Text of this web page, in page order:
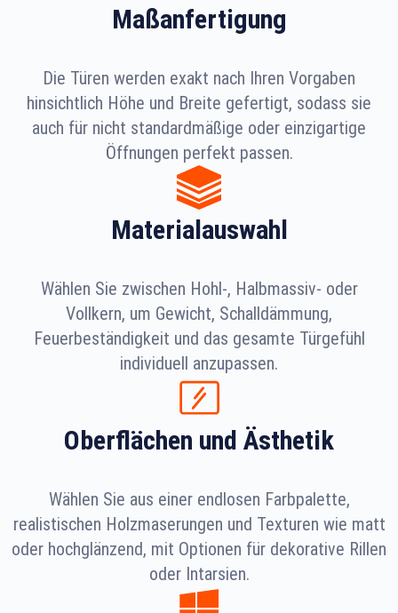
Maßanfertigung
Die Türen werden exakt nach Ihren Vorgaben
hinsichtlich Höhe und Breite gefertigt, sodass sie
auch für nicht standardmäßige oder einzigartige
Öffnungen perfekt passen.
Materialauswahl
Wählen Sie zwischen Hohl-, Halbmassiv- oder
Vollkern, um Gewicht, Schalldämmung,
Feuerbeständigkeit und das gesamte Türgefühl
individuell anzupassen.
Oberflächen und Ästhetik
Wählen Sie aus einer endlosen Farbpalette,
realistischen Holzmaserungen und Texturen wie matt
oder hochglänzend, mit Optionen für dekorative Rillen
oder Intarsien.